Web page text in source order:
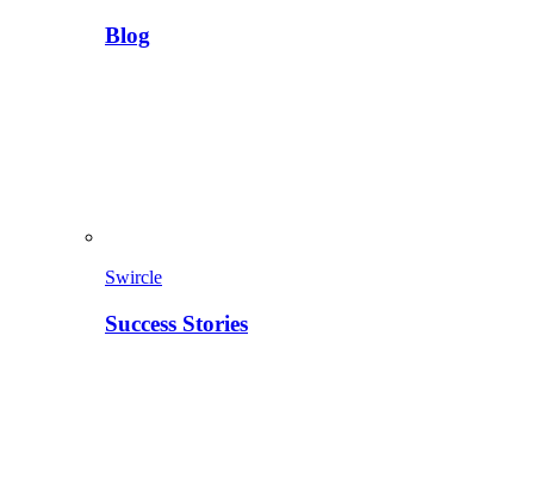
Blog
Swircle
Success Stories